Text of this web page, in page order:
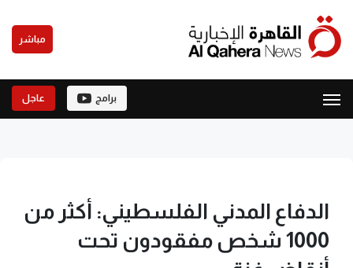
مباشر
برامج عاجل
الدفاع المدني الفلسطيني: أكثر من
1000 شخص مفقودون تحت